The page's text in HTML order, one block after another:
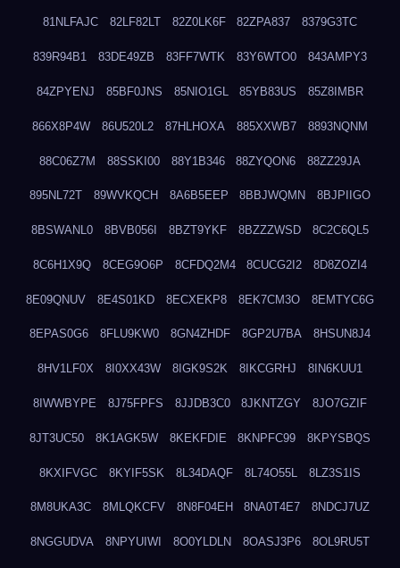
81NLFAJC 82LF82LT 82Z0LK6F 82ZPA837 8379G3TC
839R94B1 83DE49ZB 83FF7WTK 83Y6WTO0 843AMPY3
84ZPYENJ 85BF0JNS 85NIO1GL 85YB83US 85Z8IMBR
866X8P4W 86U520L2 87HLHOXA 885XXWB7 8893NQNM
88C06Z7M 88SSKI00 88Y1B346 88ZYQON6 88ZZ29JA
895NL72T 89WVKQCH 8A6B5EEP 8BBJWQMN 8BJPIIGO
8BSWANL0 8BVB056I 8BZT9YKF 8BZZZWSD 8C2C6QL5
8C6H1X9Q 8CEG9O6P 8CFDQ2M4 8CUCG2I2 8D8ZOZI4
8E09QNUV 8E4S01KD 8ECXEKP8 8EK7CM3O 8EMTYC6G
8EPAS0G6 8FLU9KW0 8GN4ZHDF 8GP2U7BA 8HSUN8J4
8HV1LF0X 8I0XX43W 8IGK9S2K 8IKCGRHJ 8IN6KUU1
8IWWBYPE 8J75FPFS 8JJDB3C0 8JKNTZGY 8JO7GZIF
8JT3UC50 8K1AGK5W 8KEKFDIE 8KNPFC99 8KPYSBQS
8KXIFVGC 8KYIF5SK 8L34DAQF 8L74O55L 8LZ3S1IS
8M8UKA3C 8MLQKCFV 8N8F04EH 8NA0T4E7 8NDCJ7UZ
8NGGUDVA 8NPYUIWI 8O0YLDLN 8OASJ3P6 8OL9RU5T